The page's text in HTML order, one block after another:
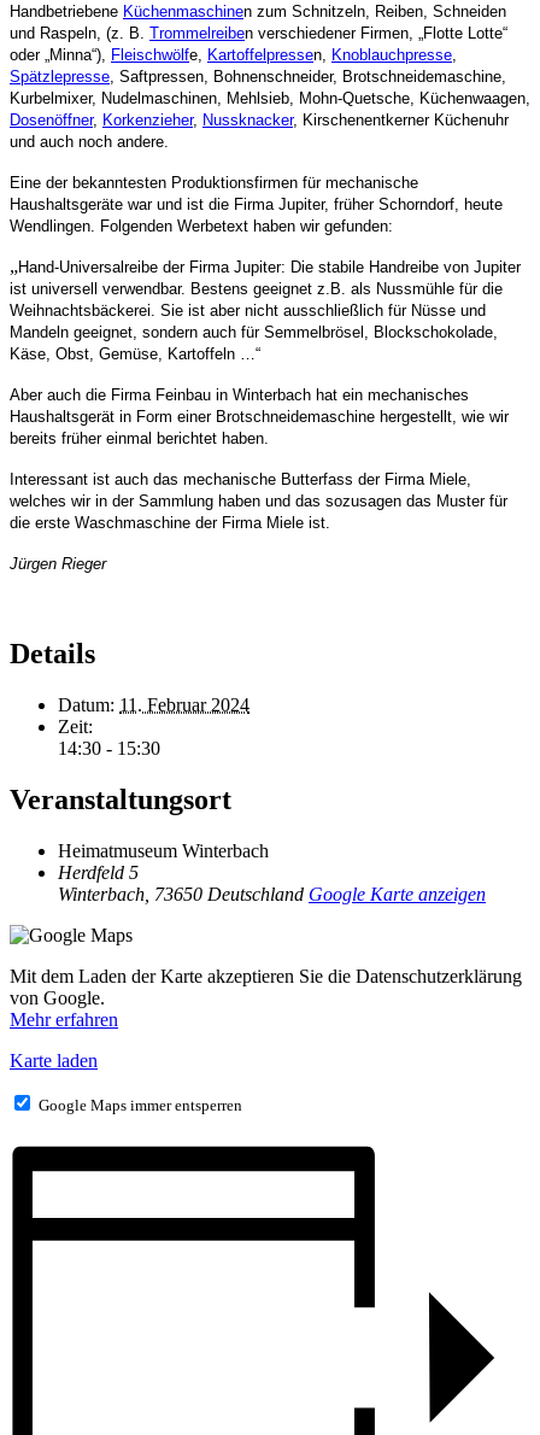
Handbetriebene Küchenmaschinen zum Schnitzeln, Reiben, Schneiden
und Raspeln, (z. B. Trommelreiben verschiedener Firmen,
„Flotte Lotte“
oder „Minna“) Fleischwölfe Kartoffelpressen Knoblauchpresse
Spätzlepresse Saftpressen Bohnenschneider, Brotschneidemaschine
Kurbelmixer, Nudelmaschinen Mehlsieb Mohn-Quetsche, Küchenwaagen
Dosenöffner, Korkenzieher, Nussknacker, KirschenentkernerKüchenuhr
und auch noch andere.
Eine der bekanntesten Produktionsfirmen für mechanische
Haushaltsgeräte war und ist die Firma Jupiter, früher Schorndorf, heute
Wendlingen. Folgenden Werbetext haben wir gefunden:
„Hand-Universalreibe der Firma Jupiter: Die stabile Handreibe von Jupiter
ist universell verwendbar. Bestens geeignet z.B. als Nussmühle für die
Weihnachtsbäckerei. Sie ist aber nicht ausschließlich für Nüsse und
Mandeln geeignet, sondern auch für Semmelbrösel, Blockschokolade,
Käse, Obst, Gemüse, Kartoffeln …“
Aber auch die Firma Feinbau in Winterbach hat ein mechanisches
Haushaltsgerät in Form einer Brotschneidemaschine hergestellt, wie wir
bereits früher einmal berichtet haben.
Interessant ist auch das mechanische Butterfass der Firma Miele,
welches wir in der Sammlung haben und das sozusagen das Muster für
die erste Waschmaschine der Firma Miele ist.
Jürgen Rieger
Details
Datum: 11. Februar 2024
Zeit:
14:30 - 15:30
Veranstaltungsort
Heimatmuseum Winterbach
Herdfeld 5
Winterbach 73650 Deutschland Google Karte anzeigen
Mit dem Laden der Karte akzeptieren Sie die Datenschutzerklärung
von Google.
Mehr erfahren
Karte laden
Google Maps immer entsperren